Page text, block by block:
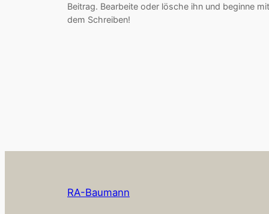
Beitrag. Bearbeite oder lösche ihn und beginne mit
dem Schreiben!
RA-Baumann